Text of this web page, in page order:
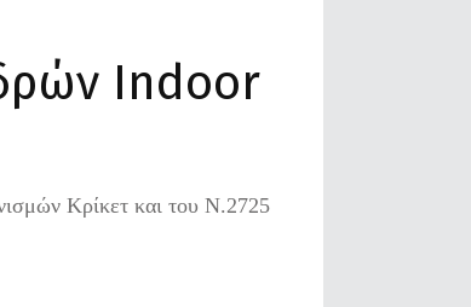
Indoor
Κρίκετ και του Ν.2725